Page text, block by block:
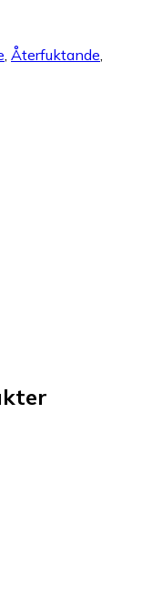
, Återfuktande,